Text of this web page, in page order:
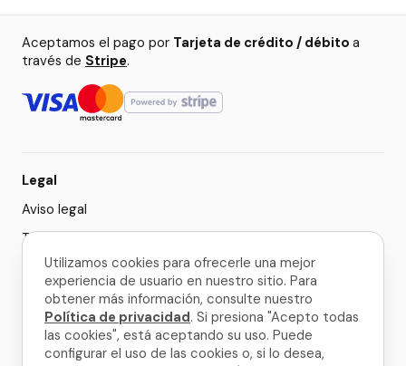
Aceptamos el pago por Tarjeta de crédito / débito a
través de Stripe.
Legal
Aviso legal
Términos y condiciones
Política de privacidad
Configuración de cookies
© 2026 La Palma Travel
Utilizamos cookies para ofrecerle una mejor
experiencia de usuario en nuestro sitio. Para
obtener más información, consulte nuestro
Política de privacidad. Si presiona "Acepto todas
las cookies", está aceptando su uso. Puede
configurar el uso de las cookies o, si lo desea,